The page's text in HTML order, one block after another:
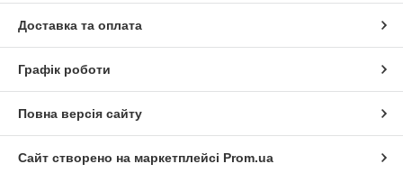
Доставка та оплата
Графік роботи
Повна версія сайту
Сайт створено на маркетплейсі Prom.ua